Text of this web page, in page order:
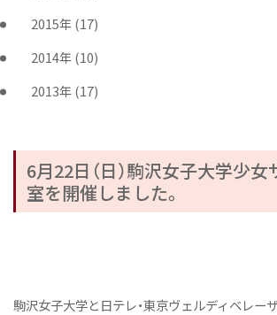
6月22日（日）駒沢女子大学少
室を開催しました。
駒沢女子大学と日テレ・東京ヴェルディベレー
2015年(17)
2014年(10)
2013年(17)